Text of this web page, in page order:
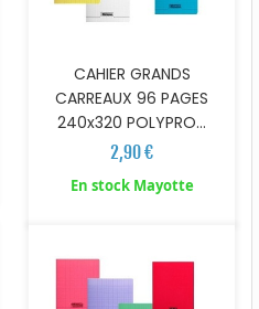
CAHIER GRANDS
CARREAUX 96 PAGES
240x320 POLYPRO...
2,90 €
En stock Mayotte